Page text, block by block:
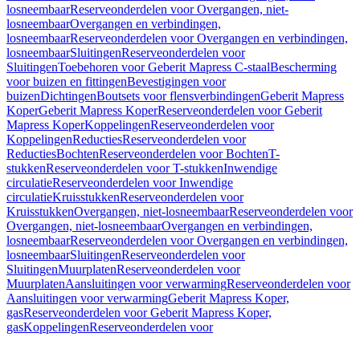
losneembaarReserveonderdelen voor Overgangen, niet-
losneembaarOvergangen en verbindingen,
losneembaarReserveonderdelen voor Overgangen en verbindingen,
losneembaarSluitingenReserveonderdelen voor
SluitingenToebehoren voor Geberit Mapress C-staalBescherming
voor buizen en fittingenBevestigingen voor
buizenDichtingenBoutsets voor flensverbindingenGeberit Mapress
KoperGeberit Mapress KoperReserveonderdelen voor Geberit
Mapress KoperKoppelingenReserveonderdelen voor
KoppelingenReductiesReserveonderdelen voor
ReductiesBochtenReserveonderdelen voor BochtenT-
stukkenReserveonderdelen voor T-stukkenInwendige
circulatieReserveonderdelen voor Inwendige
circulatieKruisstukkenReserveonderdelen voor
KruisstukkenOvergangen, niet-losneembaarReserveonderdelen voor
Overgangen, niet-losneembaarOvergangen en verbindingen,
losneembaarReserveonderdelen voor Overgangen en verbindingen,
losneembaarSluitingenReserveonderdelen voor
SluitingenMuurplatenReserveonderdelen voor
MuurplatenAansluitingen voor verwarmingReserveonderdelen voor
Aansluitingen voor verwarmingGeberit Mapress Koper,
gasReserveonderdelen voor Geberit Mapress Koper,
gasKoppelingenReserveonderdelen voor